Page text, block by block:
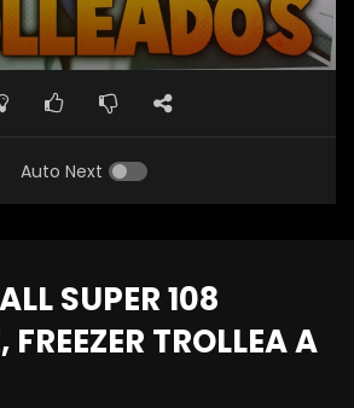
Auto Next
SUPER 108
FREEZER TROLLEA A